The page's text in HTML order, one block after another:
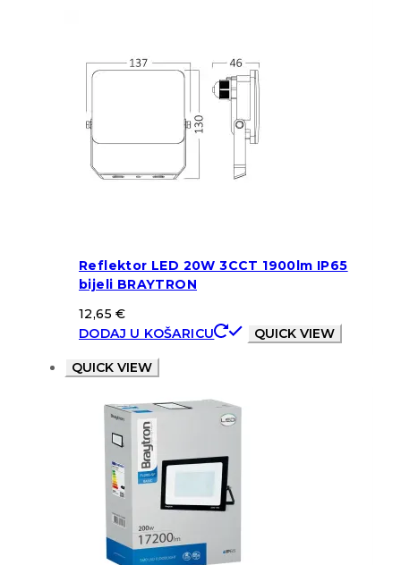
Reflektor LED 20W 3CCT 1900lm IP65
bijeli BRAYTRON
12,65€
DODAJ U KOŠARICU
QUICK VIEW
QUICK VIEW